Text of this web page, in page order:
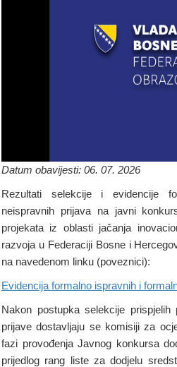
Datum obavijesti: 06. 07. 2026
Rezultati selekcije i evidencije
neispravnih prijava na javni
projekata iz oblasti jačanja
razvoja u Federaciji Bosne i
na navedenom linku (poveznici):
Evidencija formalno ispravnih i
Nakon postupka selekcije
prijave dostavljaju se komisiji za
fazi provođenja Javnog konkursa
prijedlog rang liste za dodjelu